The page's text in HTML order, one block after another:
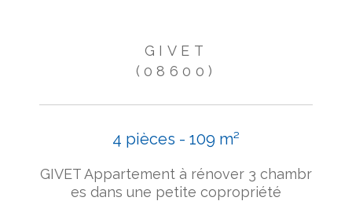
GIVET
(08600)
4 pièces - 109 m²
GIVET Appartement à rénover 3 chambr
es dans une petite copropriété